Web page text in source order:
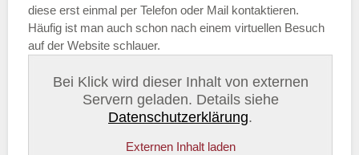
diese erst einmal per Telefon oder Mail kontaktieren.
Häufig ist man auch schon nach einem virtuellen Besuch
auf der Website schlauer.
Bei Klick wird dieser Inhalt von externen
Servern geladen. Details siehe
Datenschutzerklärung.
Externen Inhalt laden